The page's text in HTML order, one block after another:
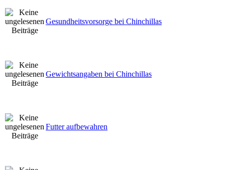
Gesundheitsvorsorge bei Chinchillas
Gewichtsangaben bei Chinchillas
Futter aufbewahren